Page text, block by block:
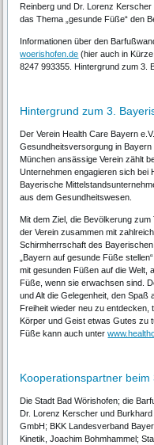
Reinberg und Dr. Lorenz
das Thema „gesunde Füße“ den
Informationen über den
woerishofen.de (hier auch in
8247 993355. Hintergrund zum 3.
Hintergrund zum 3.
Der Verein Health Care Bayern
Gesundheitsversorgung in
München ansässige Verein zählt
Unternehmen engagieren sich bei
Bayerische
aus dem Gesundheitswesen.
Mit dem Ziel, die Bevölkerung
der Verein zusammen mit
Schirmherrschaft des
„Bayern auf gesunde Füße
mit gesunden Füßen auf die Welt,
Füße, wenn sie erwachsen sind.
und Alt die Gelegenheit, den Spaß
Freiheit wieder neu zu entdecken,
Körper und Geist etwas Gutes zu
Füße kann auch unter
Kooperationspartner
Die Stadt Bad Wörishofen; die
Dr. Lorenz Kerscher und
GmbH; BKK Landesverband
Kinetik, Joachim Bohmhammel;